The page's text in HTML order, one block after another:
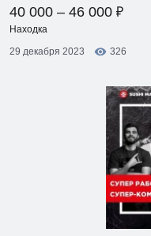
40 000 – 46 000 ₽
Находка
29 декабря 2023
326